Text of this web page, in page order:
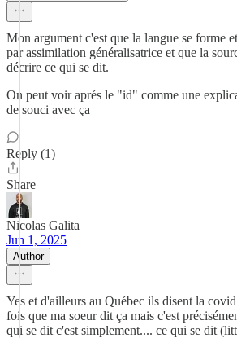
Mon argument c'est que la langue se forme
par assimilation généralisatrice et que la
décrire ce qui se dit.
On peut voir aprés le "id" comme une
de souci avec ça
Reply (1)
Share
Nicolas Galita
Jun 1, 2025
Author
Yes et d'ailleurs au Québec ils disent la
fois que ma soeur dit ça mais c'est
qui se dit c'est simplement.... ce qui se dit